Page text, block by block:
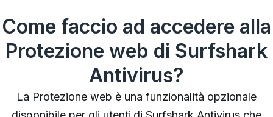
Come faccio ad accedere alla
Protezione web di Surfshark
Antivirus?
La Protezione web è una funzionalità opzionale